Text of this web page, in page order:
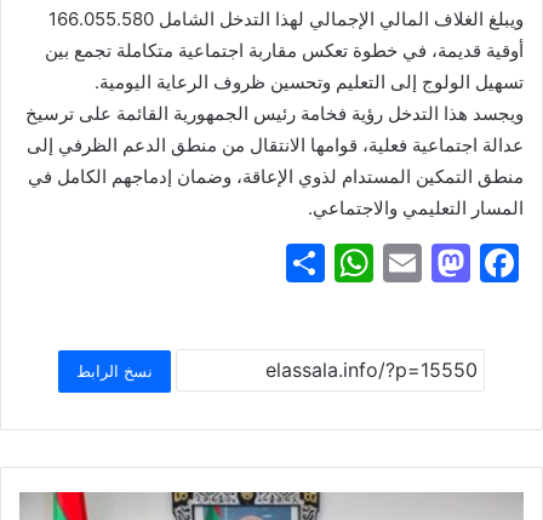
ويبلغ الغلاف المالي الإجمالي لهذا التدخل الشامل 166.055.580
أوقية قديمة، في خطوة تعكس مقاربة اجتماعية متكاملة تجمع بين
تسهيل الولوج إلى التعليم وتحسين ظروف الرعاية اليومية.
ويجسد هذا التدخل رؤية فخامة رئيس الجمهورية القائمة على ترسيخ
عدالة اجتماعية فعلية، قوامها الانتقال من منطق الدعم الظرفي إلى
منطق التمكين المستدام لذوي الإعاقة، وضمان إدماجهم الكامل في
المسار التعليمي والاجتماعي.
F
c
e
b
o
o
M
st
o
d
o
n
E
ai
l
W
at
s
A
p
p
ar
e
نسخ الرابط